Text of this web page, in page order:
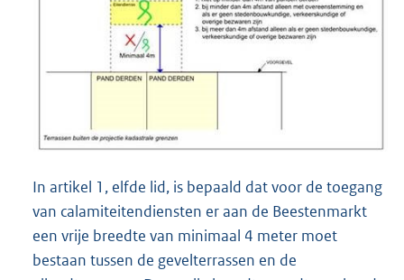
In artikel 1, elfde lid, is bepaald dat voor de toegang
van calamiteitendiensten er aan de Beestenmarkt
een vrije breedte van minimaal 4 meter moet
bestaan tussen de gevelterrassen en de